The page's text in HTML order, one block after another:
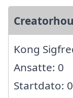
Kong
Ansatte: 0
Startdato: